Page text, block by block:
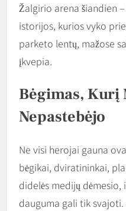
Žalgirio arena šiandien
istorijos, kurios vyko
parketo lentų, mažose
įkvepia.
Bėgimas, Kurį
Nepastebėjo
Ne visi herojai gauna
bėgikai, dviratininkai,
didelės medijų dėmesio,
dauguma gali tik